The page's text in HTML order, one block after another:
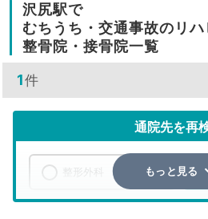
沢尻駅で
むちうち・交通事故のリ
整骨院・接骨院一覧
1件
通院先を再
もっと見る